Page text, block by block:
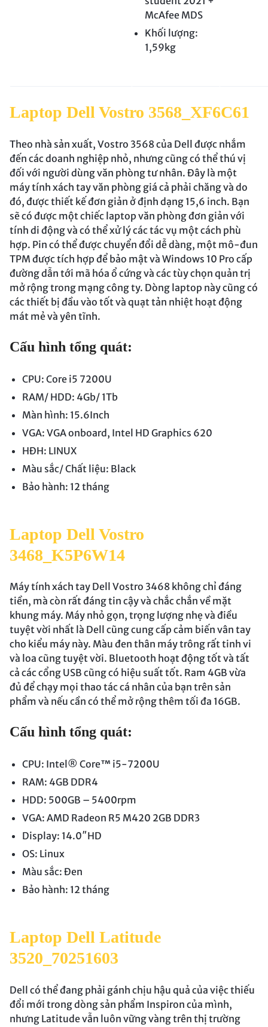
McAfee MDS
Khối lượng:
1,59kg
Laptop Dell Vostro 3568_XF6C61
Theo nhà sản xuất, Vostro 3568 của Dell được nhắm
đến các doanh nghiệp nhỏ, nhưng cũng có thể thú vị
đối với người dùng văn phòng tư nhân. Đây là một
máy tính xách tay văn phòng giá cả phải chăng và do
đó, được thiết kế đơn giản ở định dạng 15,6 inch. Bạn
sẽ có được một chiếc laptop văn phòng đơn giản với
tính di động và có thể xử lý các tác vụ một cách phù
hợp. Pin có thể được chuyển đổi dễ dàng, một mô-đun
TPM được tích hợp để bảo mật và Windows 10 Pro cấp
đường dẫn tới mã hóa ổ cứng và các tùy chọn quản trị
mở rộng trong mạng công ty. Dòng laptop này cũng có
các thiết bị đầu vào tốt và quạt tản nhiệt hoạt động
mát mẻ và yên tĩnh.
Cấu hình tổng quát:
CPU: Core i5 7200U
RAM/ HDD: 4Gb/ 1Tb
Màn hình: 15.6Inch
VGA: VGA onboard, Intel HD Graphics 620
HĐH: LINUX
Màu sắc/ Chất liệu: Black
Bảo hành: 12 tháng
Laptop Dell Vostro
3468_K5P6W14
Máy tính xách tay Dell Vostro 3468 không chỉ đáng
tiền, mà còn rất đáng tin cậy và chắc chắn về mặt
khung máy. Máy nhỏ gọn, trọng lượng nhẹ và điều
tuyệt vời nhất là Dell cũng cung cấp cảm biến vân tay
cho kiểu máy này. Màu đen thân máy trông rất tinh vi
và loa cũng tuyệt vời. Bluetooth hoạt động tốt và tất
cả các cổng USB cũng có hiệu suất tốt. Ram 4GB vừa
đủ để chạy mọi thao tác cá nhân của bạn trên sản
phẩm và nếu cần có thể mở rộng thêm tối đa 16GB.
Cấu hình tổng quát:
CPU: Intel® Core™ i5-7200U
RAM: 4GB DDR4
HDD: 500GB – 5400rpm
VGA: AMD Radeon R5 M420 2GB DDR3
Display: 14.0″HD
OS: Linux
Màu sắc: Đen
Bảo hành: 12 tháng
Laptop Dell Latitude
3520_70251603
Dell có thể đang phải gánh chịu hậu quả của việc thiếu
đổi mới trong dòng sản phẩm Inspiron của mình,
nhưng Latitude vẫn luôn vững vàng trên thị trường